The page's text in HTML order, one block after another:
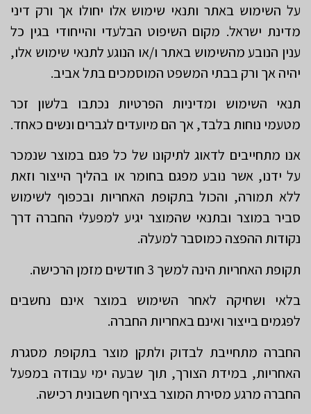
על השימוש באתר ותנאי שימוש אלו יחולו אך ורק דיני
מדינת ישראל. מקום השיפוט הבלעדי והייחודי בגין כל
ענין הנובע מהשימוש באתר ו/או הנוגע לתנאי שימוש אלו,
יהיה אך ורק בבתי המשפט המוסמכים בתל אביב.
תנאי השימוש ומדיניות הפרטיות נכתבו בלשון זכר
מטעמי נוחות בלבד, אך הם מיועדים לגברים ונשים כאחד.
אנו מתחייבים לדאוג לתיקונו של כל פגם במוצר שנמכר
על ידנו, אשר נובע מפגם בחומר או בהליך הייצור וזאת
ללא תמורה, והכול בתקופת האחריות ובכפוף לשימוש
סביר במוצר ובתנאי שהמוצר יגיע למפעלי החברה דרך
נקודות ההפצה כמוסבר למעלה.
תקופת האחריות הינה למשך 3 חודשים מזמן הרכישה.
בלאי ושחיקה לאחר השימוש במוצר אינם נחשבים
לפגמים בייצור ואינם באחריות החברה.
החברה מתחייבת לבדוק ולתקן מוצר בתקופת מסגרת
האחריות, במידת הצורך, תוך שבעה ימי עבודה במפעל
החברה מרגע מסירת המוצר בצירוף חשבונית רכישה.